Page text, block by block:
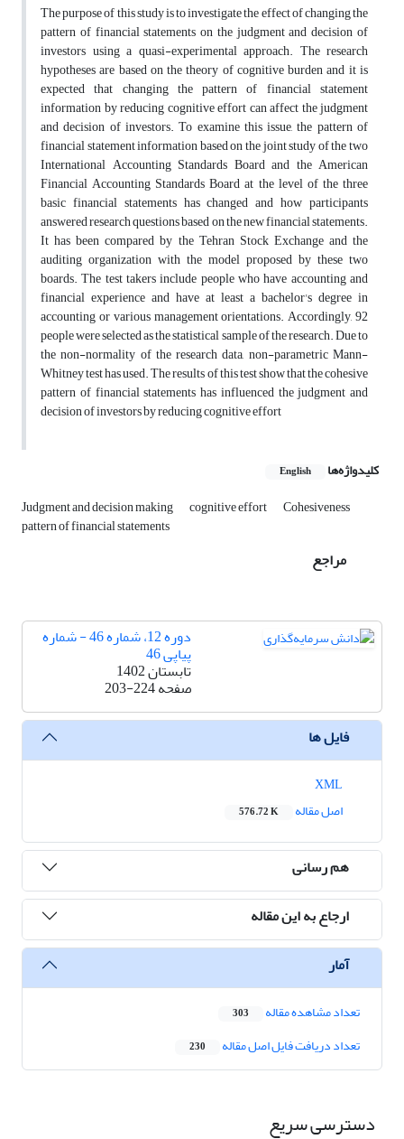
The purpose of this study is to investigate the effect of changing the
pattern of financial statements on the judgment and decision of
investors using a quasi-experimental approach. The research
hypotheses are based on the theory of cognitive burden and it is
expected that changing the pattern of financial statement
information by reducing cognitive effort can affect the judgment
and decision of investors. To examine this issue, the pattern of
financial statement information based on the joint study of the two
International Accounting Standards Board and the American
Financial Accounting Standards Board at the level of the three
basic financial statements has changed and how participants
answered research questions based on the new financial statements.
It has been compared by the Tehran Stock Exchange and the
auditing organization with the model proposed by these two
boards. The test takers include people who have accounting and
financial experience and have at least a bachelor's degree in
accounting or various management orientations. Accordingly, 92
people were selected as the statistical sample of the research. Due to
the non-normality of the research data, non-parametric Mann-
Whitney test has used. The results of this test show that the cohesive
pattern of financial statements has influenced the judgment and
decision of investors by reducing cognitive effort
کلیدواژه‌ها English
Judgment and decision making cognitive effort Cohesiveness
pattern of financial statements
مراجع
دوره 12، شماره 46 - شماره
پیاپی 46
تابستان 1402
صفحه203-224
فایل ها
اصل مقاله
576.72 K
هم رسانی
ارجاع به این مقاله
آمار
تعداد مشاهده مقاله 303
تعداد دریافت فایل اصل مقاله 230
دسترسی سریع